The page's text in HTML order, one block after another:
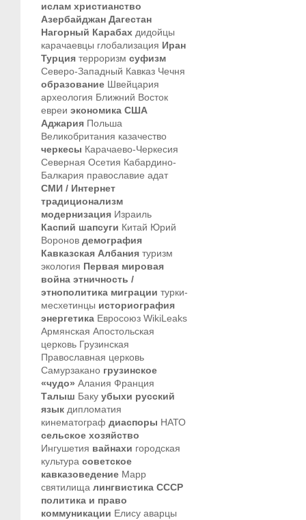
ислам христианство
Азербайджан Дагестан
Нагорный Карабах дидойцы
карачаевцы глобализация Иран
Турция терроризм суфизм
Северо-Западный Кавказ Чечня
образование Швейцария
археология Ближний Восток
евреи экономика США
Аджария Польша
Великобритания казачество
черкесы Карачаево-Черкесия
Северная Осетия Кабардино-
Балкария православие адат
СМИ / Интернет
традиционализм
модернизация Израиль
Каспий шапсуги Китай Юрий
Воронов демография
Кавказская Албания туризм
экология Первая мировая
война этничность /
этнополитика миграции турки-
месхетинцы историография
энергетика Евросоюз WikiLeaks
Армянская Апостольская
церковь Грузинская
Православная церковь
Самурзакано грузинское
«чудо» Алания Франция
Талыш Баку убыхи русский
язык дипломатия
кинематограф диаспоры НАТО
сельское хозяйство
Ингушетия вайнахи городская
культура советское
кавказоведение Марр
святилища лингвистика СССР
политика и право
коммуникации Елису аварцы